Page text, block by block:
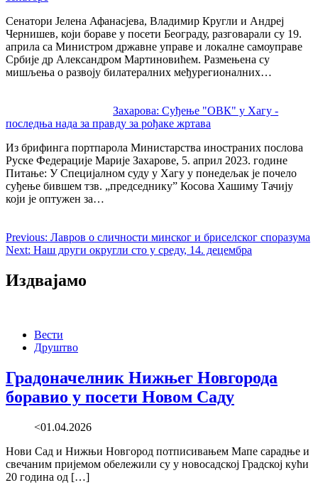
Сенатори Јелена Афанасјева, Владимир Кругли и Андреј
Чернишев, који бораве у посети Београду, разговарали су 19.
априла са Министром државне управе и локалне самоуправе
Србије др Александром Мартиновићем. Размењена су
мишљења о развоју билатералних међурегионалних…
Захарова: Суђење "ОВК" у Хагу -
последња нада за правду за рођаке жртава
Из брифинга портпарола Министарства иностраних послова
Руске Федерације Марије Захарове, 5. април 2023. године
Питање: У Специјалном суду у Хагу у понедељак је почело
суђење бившем тзв. „председнику” Косова Хашиму Тачију
који је оптужен за…
Previous: Лавров о сличности минског и бриселског споразума
Next: Наш други округли сто у среду, 14. децембра
Издвајамо
Вести
Друштво
Градоначелник Нижњег Новгорода
боравио у посети Новом Саду
<01.04.2026
Нови Сад и Нижњи Новгород потписивањем Мапе сарадње и
свечаним пријемом обележили су у новосадској Градској кући
20 година од […]